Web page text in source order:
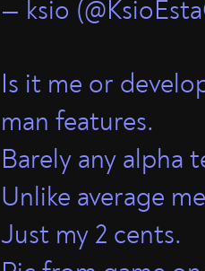
— ksio
Is it me or
man features.
Barely any alpha
Unlike average
Just my 2 cents.